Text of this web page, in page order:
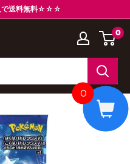
送料無料☆☆☆
0
0